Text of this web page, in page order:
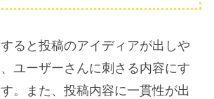
ると投稿のアイディアが出しや
ユーザーさんに刺さる内容にす
。また、投稿内容に一貫性が出